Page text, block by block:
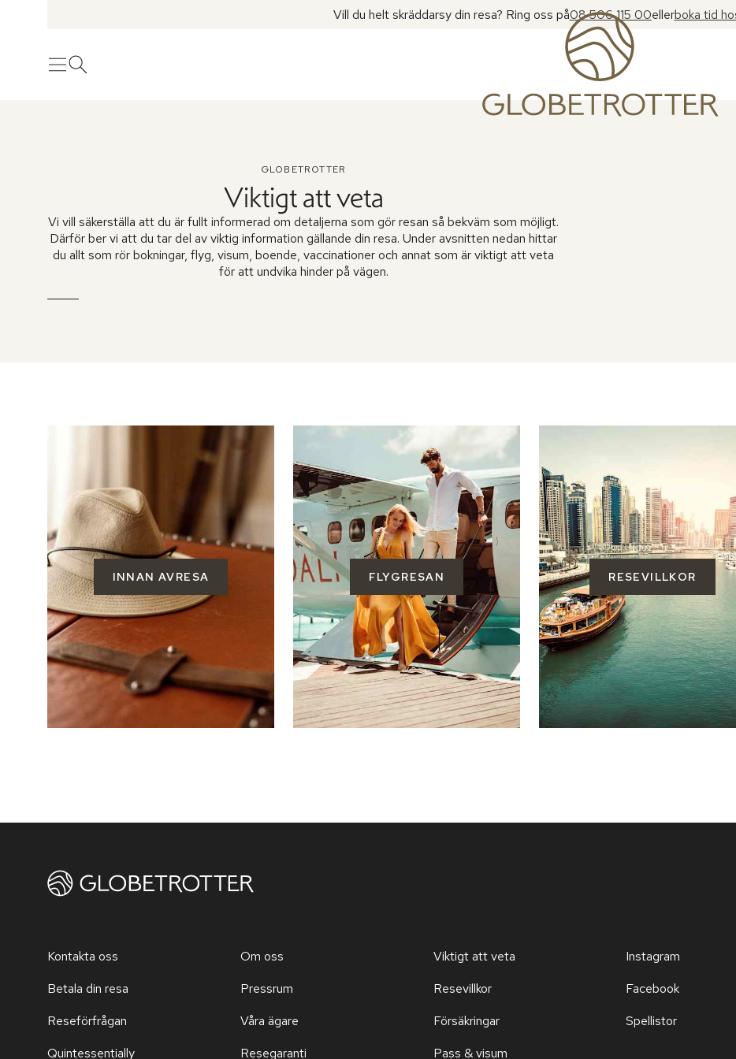
Vill du helt skräddarsy din resa? Ring oss på08 506 115 00ellerboka tid
MenyÖppna sök
GLOBETROTTER
Viktigt att veta
Vi vill säkerställa att du är fullt informerad om detaljerna som gör resan så bekväm som möjligt.
Därför ber vi att du tar del av viktig information gällande din resa. Under avsnitten nedan hittar
du allt som rör bokningar, flyg, visum, boende, vaccinationer och annat som är viktigt att veta
för att undvika hinder på vägen.
INNAN AVRESA FLYGRESAN RESEVILLKOR
Kontakta oss
Betala din resa
Reseförfrågan
Quintessentially
Om oss
Pressrum
Våra ägare
Resegaranti
Viktigt att veta
Resevillkor
Försäkringar
Pass & visum
Instagram
Facebook
Spellistor